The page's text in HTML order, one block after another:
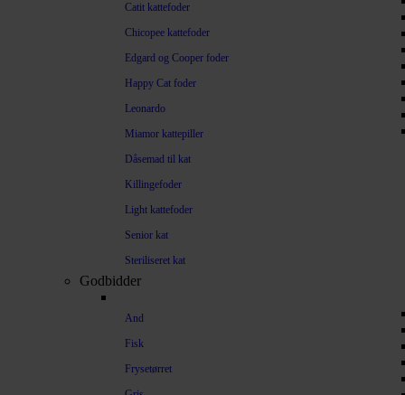
Catit kattefoder
Chicopee kattefoder
Edgard og Cooper foder
Happy Cat foder
Leonardo
Miamor kattepiller
Dåsemad til kat
Killingefoder
Light kattefoder
Senior kat
Steriliseret kat
Godbidder
And
Fisk
Frysetørret